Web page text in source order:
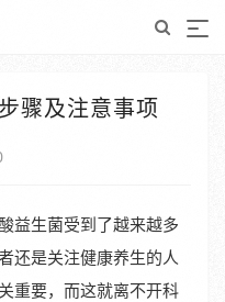
骤及注意事项
益生菌受到了越来越多
还是关注健康养生的人
重要，而这就离不开科